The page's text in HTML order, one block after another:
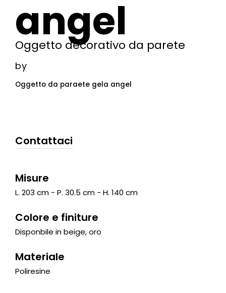
angel
Oggetto decorativo da parete
by
Oggetto da paraete gela angel
Contattaci
Misure
L. 203 cm - P. 30.5 cm - H. 140 cm
Colore e finiture
Disponbile in beige, oro
Materiale
Poliresine